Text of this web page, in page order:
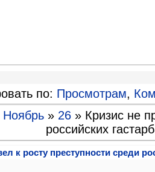
по: Просмотрам,
Ноябрь » 26 » Кризис не
российских
к росту преступности среди